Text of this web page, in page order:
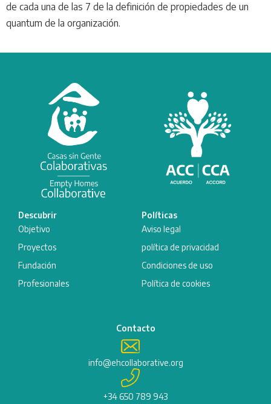
de cada una de las 7 de la definición de propiedades de un
quantum de la organización.
Descubrir
Objetivo
Proyectos
Fundación
Profesionales
Políticas
Aviso legal
política de privacidad
Condiciones de uso
Política de cookies
Contacto
info@ehcollaborative.org
+34 650 789 943